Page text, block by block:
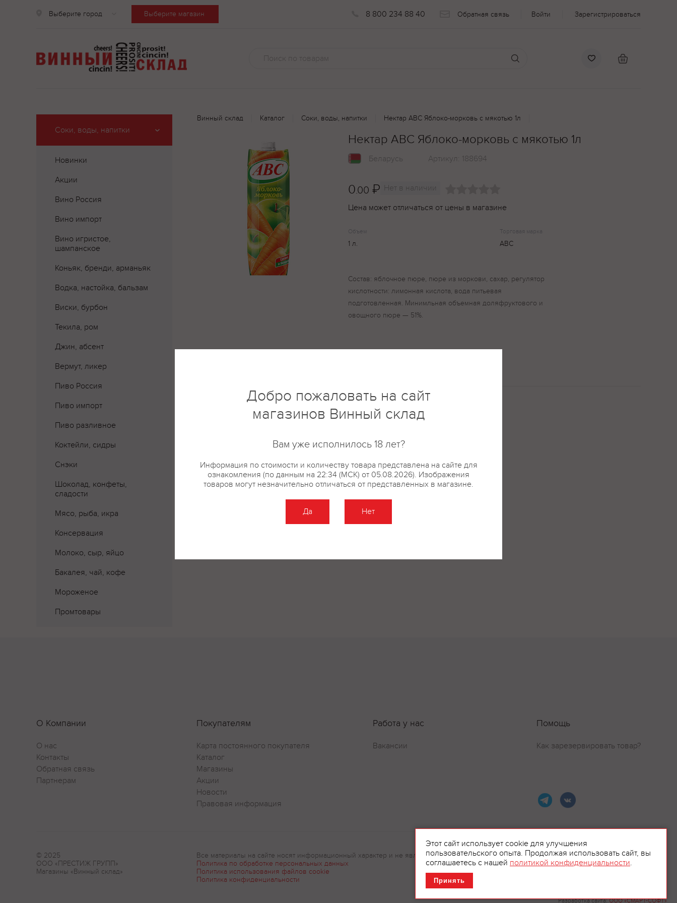
Выберите город Выберите магазин 8 800 234 88 40 Обратная связь Войти Зарегистрироваться
Соки, воды, напитки
Новинки
Акции
Вино Россия
Вино импорт
Вино игристое,
шампанское
Коньяк, бренди, арманьяк
Водка, настойка, бальзам
Виски, бурбон
Текила, ром
Джин, абсент
Вермут, ликер
Пиво Россия
Пиво импорт
Пиво разливное
Коктейли, сидры
Снэки
Шоколад, конфеты,
сладости
Мясо, рыба, икра
Консервация
Молоко, сыр, яйцо
Бакалея, чай, кофе
Мороженое
Промтовары
Винный склад Каталог Соки, воды, напитки Нектар АВС Яблоко-морковь с мякотью 1л
Нектар АВС Яблоко-морковь с мякотью 1л
Беларусь Артикул: 188694
0.00 ₽ Нет в наличии
Цена может отличаться от цены в магазине
Объем
1 л.
Торговая марка
АВС
Состав: яблочное пюре, пюре из моркови, сахар, регулятор
кислотности: лимонная кислота, вода питьевая
подготовленная. Минимльная объемная доляфруктового и
овощного пюре — 51%.
Разработка сайта:ООО «СМАРТ-СОФТ»
О Компании
О нас
Контакты
Обратная связь
Партнерам
Покупателям
Карта постоянного покупателя
Каталог
Магазины
Акции
Новости
Правовая информация
Работа у нас
Вакансии
Помощь
Как зарезервировать товар?
© 2025
ООО «ПРЕСТИЖ ГРУПП»
Магазины «Винный склад»
Все материалы на сайте носят информационный характер и не являются рекламой.
Политика по обработке персональных данных
Политика использования файлов cookie
Политика конфиденциальности
Этот сайт использует cookie для улучшения
пользовательского опыта. Продолжая использовать сайт, вы
соглашаетесь с нашей политикой конфиденциальности.
Принять
Добро пожаловать на сайт
магазинов Винный склад
Вам уже исполнилось 18 лет?
Информация по стоимости и количеству товара представлена на сайте для
ознакомления (по данным на 22:34 (МСК) от 05.08.2026). Изображения
товаров могут незначительно отличаться от представленных в магазине.
Да Нет